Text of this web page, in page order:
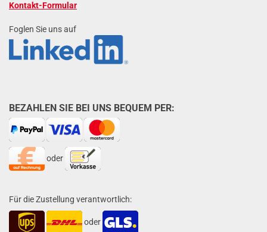
Kontakt-Formular
Foglen Sie uns auf
BEZAHLEN SIE BEI UNS BEQUEM PER:
oder
Für die Zustellung verantwortlich:
oder